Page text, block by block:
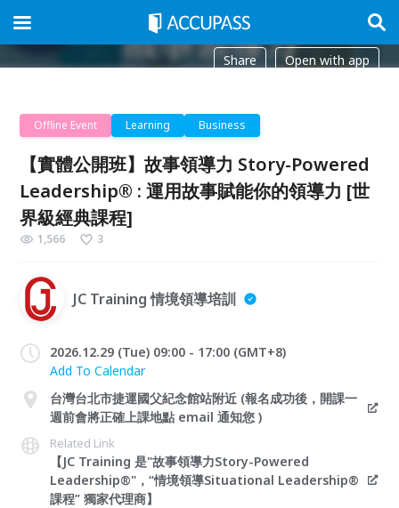
Share Open with app
Offline Event Learning Business
【實體公開班】故事領導力 Story-Powered
Leadership® : 運用故事賦能你的領導力 [世
界級經典課程]
1,566 3
JC Training 情境領導培訓
2026.12.29 (Tue) 09:00 - 17:00 (GMT+8)
Add To Calendar
台灣台北市捷運國父紀念館站附近 (報名成功後，開課一
週前會將正確上課地點 email 通知您 )
Related Link
【JC Training 是"故事領導力Story-Powered
Leadership®"，“情境領導Situational Leadership®
課程” 獨家代理商】